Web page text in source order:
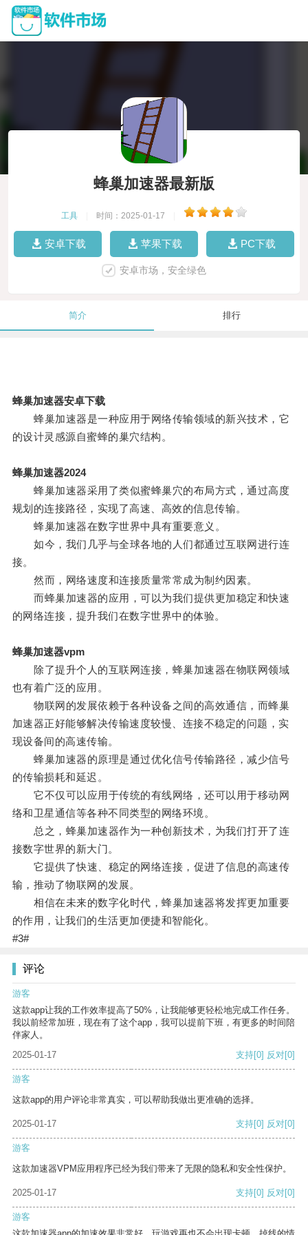
蜂巢加速器最新版
工具 时间：2025-01-17
安卓下载 苹果下载 PC下载
安卓市场，安全绿色
简介 排行
蜂巢加速器安卓下载
蜂巢加速器是一种应用于网络传输领域的新兴技术，它
的设计灵感源自蜜蜂的巢穴结构。
蜂巢加速器2024
蜂巢加速器采用了类似蜜蜂巢穴的布局方式，通过高度
规划的连接路径，实现了高速、高效的信息传输。
蜂巢加速器在数字世界中具有重要意义。
如今，我们几乎与全球各地的人们都通过互联网进行连
接。
然而，网络速度和连接质量常常成为制约因素。
而蜂巢加速器的应用，可以为我们提供更加稳定和快速
的网络连接，提升我们在数字世界中的体验。
蜂巢加速器vpm
除了提升个人的互联网连接，蜂巢加速器在物联网领域
也有着广泛的应用。
物联网的发展依赖于各种设备之间的高效通信，而蜂巢
加速器正好能够解决传输速度较慢、连接不稳定的问题，实
现设备间的高速传输。
蜂巢加速器的原理是通过优化信号传输路径，减少信号
的传输损耗和延迟。
它不仅可以应用于传统的有线网络，还可以用于移动网
络和卫星通信等各种不同类型的网络环境。
总之，蜂巢加速器作为一种创新技术，为我们打开了连
接数字世界的新大门。
它提供了快速、稳定的网络连接，促进了信息的高速传
输，推动了物联网的发展。
相信在未来的数字化时代，蜂巢加速器将发挥更加重要
的作用，让我们的生活更加便捷和智能化。
#3#
评论
游客
这款app让我的工作效率提高了50%，让我能够更轻松地完成工作任务。
我以前经常加班，现在有了这个app，我可以提前下班，有更多的时间陪
伴家人。
2025-01-17
支持[0] 反对[0]
游客
这款app的用户评论非常真实，可以帮助我做出更准确的选择。
2025-01-17 支持[0] 反对[0]
游客
这款加速器VPM应用程序已经为我们带来了无限的隐私和安全性保护。
2025-01-17 支持[0] 反对[0]
游客